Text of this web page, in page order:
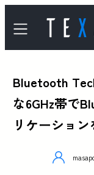
Bluetooth
な6GHz帯で
リケーショ